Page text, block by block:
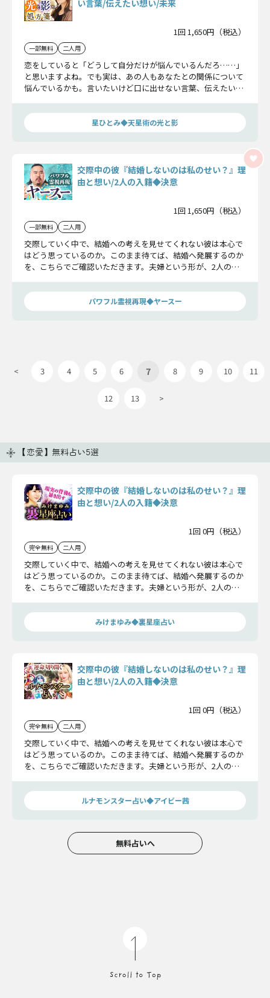
い言葉/伝えたい想い/未来
1回 1,650円（税込）
一部無料 二人用
恋をしていると「どうして自分だけが悩んでいるんだろ……」
と思いますよね。でも実は、あの人もあなたとの関係について
悩んでいるかも。言いたいけど口に出せない言葉、伝えたいの
とみが全てお話ししましょう。
星ひとみ◆天星術の光と影
交際中の彼『結婚しないのは私のせい？』理
由と想い/2人の入籍◆決意
1回 1,650円（税込）
一部無料 二人用
交際していく中で、結婚への考えを見せてくれない彼は本心で
はどう思っているのか。このまま待てば、結婚へ発展するのか
を、こちらでご確認いただきます。夫婦という形が、2人の最
パワフル霊視再現◆ヤースー
< 3 4 5 6 7 8 9 10 11
12 13 >
【恋愛】無料占い5選
交際中の彼『結婚しないのは私のせい？』理
由と想い/2人の入籍◆決意
1回 0円（税込）
完全無料 二人用
交際していく中で、結婚への考えを見せてくれない彼は本心で
はどう思っているのか。このまま待てば、結婚へ発展するのか
を、こちらでご確認いただきます。夫婦という形が、2人の最
みけまゆみ◆裏星座占い
交際中の彼『結婚しないのは私のせい？』理
由と想い/2人の入籍◆決意
1回 0円（税込）
完全無料 二人用
交際していく中で、結婚への考えを見せてくれない彼は本心で
はどう思っているのか。このまま待てば、結婚へ発展するのか
を、こちらでご確認いただきます。夫婦という形が、2人の最
ルナモンスター占い◆アイビー茜
無料占いへ